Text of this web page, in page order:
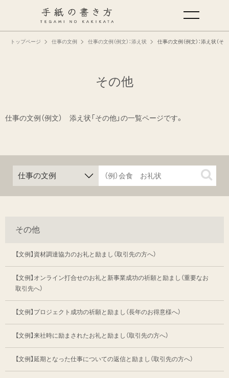
トップページ 仕事の文例 仕事の文例（例文）：添え状 仕事の文例（例文）：添え状（その
その他
仕事の文例（例文） 添え状「その他」の一覧ページです。
その他
【文例】資材調達協力のお礼と励まし（取引先の方へ）
【文例】オンライン打合せのお礼と新事業成功の祈願と励まし（重要なお
取引先へ）
【文例】プロジェクト成功の祈願と励まし（長年のお得意様へ）
【文例】来社時に励まされたお礼と励まし（取引先の方へ）
【文例】延期となった仕事についての返信と励まし（取引先の方へ）
手紙の基本
特集